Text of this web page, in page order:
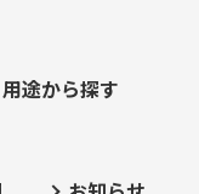
用途から探す